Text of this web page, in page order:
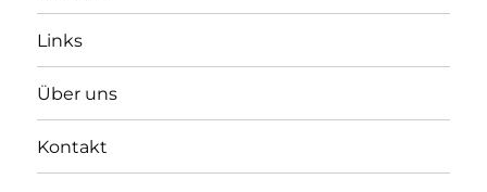
Links
Über uns
Kontakt